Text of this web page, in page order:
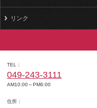
リンク
TEL
049-243-3111
AM10:00～PM6:00
住所